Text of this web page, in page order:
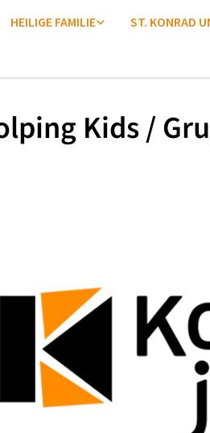
HEILIGE FAMILIE ST. KONRAD
Kids /